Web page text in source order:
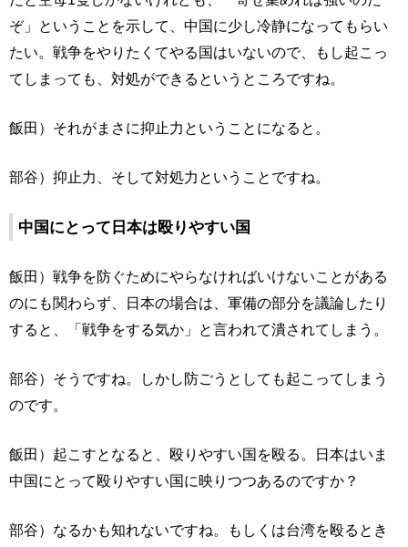
ぞ」ということを示して、中国に少し冷静になってもらい
たい。戦争をやりたくてやる国はいないので、もし起こっ
てしまっても、対処ができるというところですね。
飯田）それがまさに抑止力ということになると。
部谷）抑止力、そして対処力ということですね。
中国にとって日本は殴りやすい国
飯田）戦争を防ぐためにやらなければいけないことがある
のにも関わらず、日本の場合は、軍備の部分を議論したり
すると、「戦争をする気か」と言われて潰されてしまう。
部谷）そうですね。しかし防ごうとしても起こってしまう
のです。
飯田）起こすとなると、殴りやすい国を殴る。日本はいま
中国にとって殴りやすい国に映りつつあるのですか？
部谷）なるかも知れないですね。もしくは台湾を殴るとき